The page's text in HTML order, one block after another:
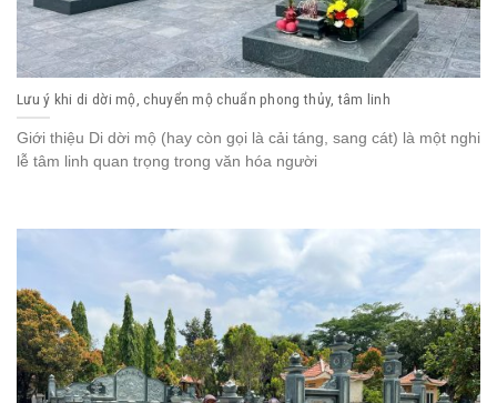
Lưu ý khi di dời mộ, chuyển mộ chuẩn phong thủy, tâm linh
Giới thiệu Di dời mộ (hay còn gọi là cải táng, sang cát) là một nghi
lễ tâm linh quan trọng trong văn hóa người